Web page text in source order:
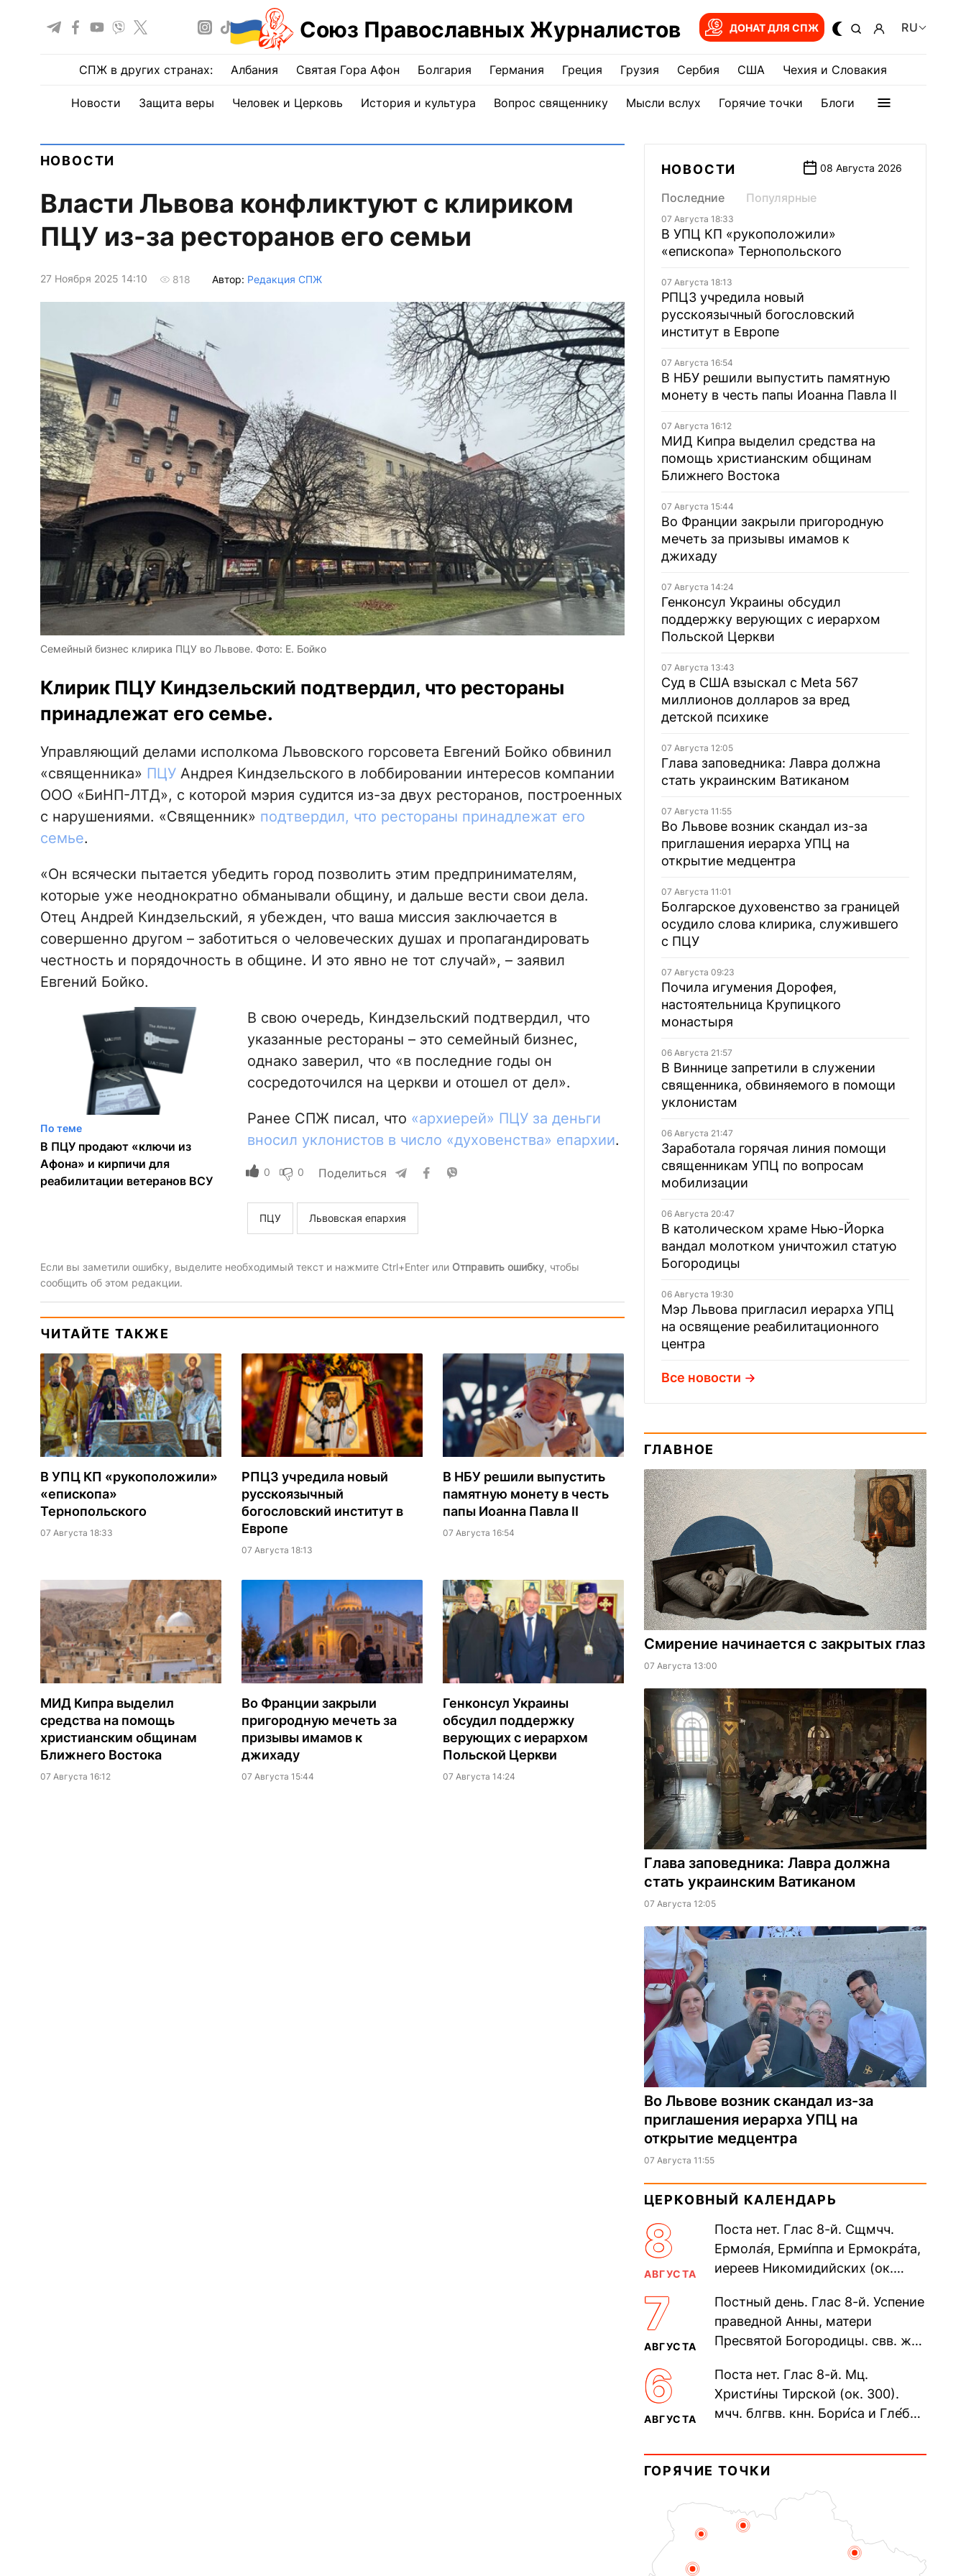
Союз Православных Журналистов ДОНАТ ДЛЯ СПЖ RU
СПЖ в других странах: Албания Святая Гора Афон Болгария Германия Греция Грузия Сербия США Чехия и Словакия
Новости Защита веры Человек и Церковь История и культура Вопрос священнику Мысли вслух Горячие точки Блоги
НОВОСТИ
Власти Львова конфликтуют с клириком
ПЦУ из-за ресторанов его семьи
27 Ноября 2025 14:10 818 Автор: Редакция СПЖ
Семейный бизнес клирика ПЦУ во Львове. Фото: Е. Бойко
Клирик ПЦУ Киндзельский подтвердил, что рестораны
принадлежат его семье.
Управляющий делами исполкома Львовского горсовета Евгений Бойко обвинил
«священника» ПЦУАндрея Киндзельского в лоббировании интересов компании
ООО «БиНП-ЛТД», с которой мэрия судится из-за двух ресторанов, построенных
с нарушениями. «Священник» подтвердил, что рестораны принадлежат его
семье.
«Он всячески пытается убедить город позволить этим предпринимателям,
которые уже неоднократно обманывали общину, и дальше вести свои дела.
Отец Андрей Киндзельский, я убежден, что ваша миссия заключается в
совершенно другом – заботиться о человеческих душах и пропагандировать
честность и порядочность в общине. И это явно не тот случай», – заявил
Евгений Бойко.
По теме
В ПЦУ продают «ключи из
Афона» и кирпичи для
реабилитации ветеранов ВСУ
В свою очередь, Киндзельский подтвердил, что
указанные рестораны – это семейный бизнес,
однако заверил, что «в последние годы он
сосредоточился на церкви и отошел от дел».
Ранее СПЖ писал, что «архиерей» ПЦУ за деньги
вносил уклонистов в число «духовенства» епархии.
0 0 Поделиться
ПЦУ Львовская епархия
Если вы заметили ошибку, выделите необходимый текст и нажмите Ctrl+Enter или Отправить ошибку, чтобы
сообщить об этом редакции.
ЧИТАЙТЕ ТАКЖЕ
В УПЦ КП «рукоположили»
«епископа»
Тернопольского
07 Августа 18:33
РПЦЗ учредила новый
русскоязычный
богословский институт в
Европе
07 Августа 18:13
В НБУ решили выпустить
памятную монету в честь
папы Иоанна Павла II
07 Августа 16:54
МИД Кипра выделил
средства на помощь
христианским общинам
Ближнего Востока
07 Августа 16:12
Во Франции закрыли
пригородную мечеть за
призывы имамов к
джихаду
07 Августа 15:44
Генконсул Украины
обсудил поддержку
верующих с иерархом
Польской Церкви
07 Августа 14:24
НОВОСТИ 08 Августа 2026
Последние Популярные
07 Августа 18:33
В УПЦ КП «рукоположили»
«епископа» Тернопольского
07 Августа 18:13
РПЦЗ учредила новый
русскоязычный богословский
институт в Европе
07 Августа 16:54
В НБУ решили выпустить памятную
монету в честь папы Иоанна Павла II
07 Августа 16:12
МИД Кипра выделил средства на
помощь христианским общинам
Ближнего Востока
07 Августа 15:44
Во Франции закрыли пригородную
мечеть за призывы имамов к
джихаду
07 Августа 14:24
Генконсул Украины обсудил
поддержку верующих с иерархом
Польской Церкви
07 Августа 13:43
Суд в США взыскал с Meta 567
миллионов долларов за вред
детской психике
07 Августа 12:05
Глава заповедника: Лавра должна
стать украинским Ватиканом
07 Августа 11:55
Во Львове возник скандал из-за
приглашения иерарха УПЦ на
открытие медцентра
07 Августа 11:01
Болгарское духовенство за границей
осудило слова клирика, служившего
с ПЦУ
07 Августа 09:23
Почила игумения Дорофея,
настоятельница Крупицкого
монастыря
06 Августа 21:57
В Виннице запретили в служении
священника, обвиняемого в помощи
уклонистам
06 Августа 21:47
Заработала горячая линия помощи
священникам УПЦ по вопросам
мобилизации
06 Августа 20:47
В католическом храме Нью-Йорка
вандал молотком уничтожил статую
Богородицы
06 Августа 19:30
Мэр Львова пригласил иерарха УПЦ
на освящение реабилитационного
центра
Все новости
ГЛАВНОЕ
Смирение начинается с закрытых глаз
07 Августа 13:00
Глава заповедника: Лавра должна
стать украинским Ватиканом
07 Августа 12:05
Во Львове возник скандал из-за
приглашения иерарха УПЦ на
открытие медцентра
07 Августа 11:55
ЦЕРКОВНЫЙ КАЛЕНДАРЬ
8
АВГУСТА
Поста нет. Глас 8-й. Сщмчч.
Ермола́я, Ерми́ппа и Ермокра́та,
иереев Никомидийских (ок.
Печерского, в Ближних
пещерах...
7
АВГУСТА
Постный день. Глас 8-й. Успение
праведной Анны, матери
Пресвятой Богородицы. свв. жен
прп. Евпракси́и девы,...
6
АВГУСТА
Поста нет. Глас 8-й. Мц.
Христи́ны Тирской (ок. 300).
мчч. блгвв. кнн. Бори́са и Гле́ба,
Дави́да (1015). Прп....
ГОРЯЧИЕ ТОЧКИ